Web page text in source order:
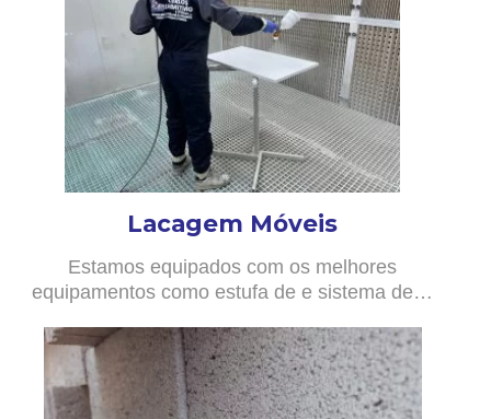
Lacagem Móveis
Estamos equipados com os melhores
equipamentos como estufa de e sistema de…